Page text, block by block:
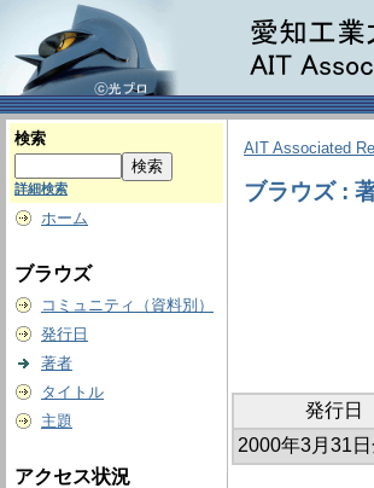
検索
詳細検索
ホーム
ブラウズ
コミュニティ（資料別）
発行日
著者
タイトル
主題
アクセス状況
AIT Associated
ブラウズ :
発行日
2000年3月31日